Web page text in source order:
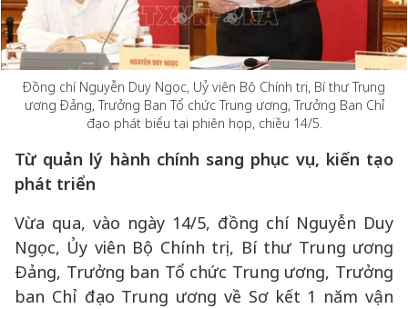
Đồng chí Nguyễn Duy Ngọc, Uỷ viên Bộ Chính trị, Bí thư Trung
ương Đảng, Trưởng Ban Tổ chức Trung ương, Trưởng Ban Chỉ
đạo phát biểu tại phiên họp, chiều 14/5.
Từ quản lý hành chính sang phục vụ, kiến tạo
phát triển
Vừa qua, vào ngày 14/5, đồng chí Nguyễn Duy
Ngọc, Ủy viên Bộ Chính trị, Bí thư Trung ương
Đảng, Trưởng ban Tổ chức Trung ương, Trưởng
ban Chỉ đạo Trung ương về Sơ kết 1 năm vận